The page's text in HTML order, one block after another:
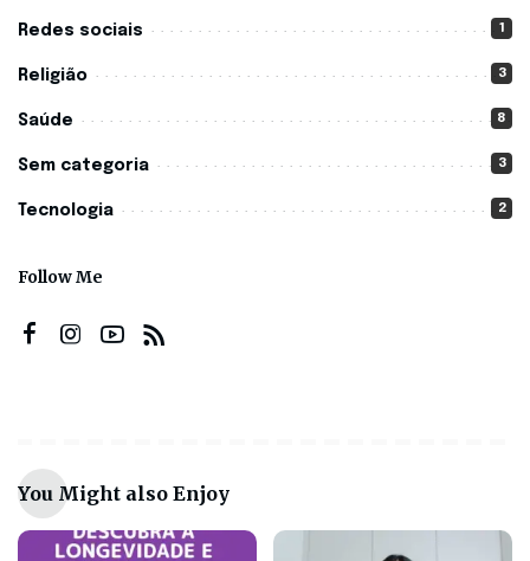
Redes sociais 1
Religião 3
Saúde 8
Sem categoria 3
Tecnologia 2
Follow Me
You Might also Enjoy